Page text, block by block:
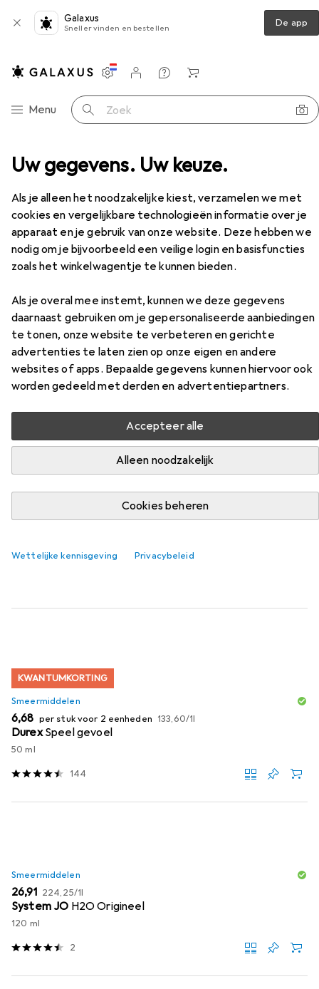
Uw gegevens. Uw keuze.
Als je alleen het noodzakelijke kiest, verzamelen we met
cookies en vergelijkbare technologieën informatie over je
apparaat en je gebruik van onze website. Deze hebben we
nodig om je bijvoorbeeld een veilige login en basisfuncties
zoals het winkelwagentje te kunnen bieden.
Als je overal mee instemt, kunnen we deze gegevens
daarnaast gebruiken om je gepersonaliseerde aanbiedingen
te tonen, onze website te verbeteren en gerichte
advertenties te laten zien op onze eigen en andere
websites of apps. Bepaalde gegevens kunnen hiervoor ook
worden gedeeld met derden en advertentiepartners.
Accepteer alle
Alleen noodzakelijk
Cookies beheren
Wettelijke kennisgeving Privacybeleid
Galaxus
Sneller vinden en bestellen De app
Categorie navigatie
Menu Zoek op
Instellingen
Klantenaccount
Produktvergelijking
Verlanglijstje
Winkelmandje
Dildo's Ouch! Realistisch - 7 Inch - Strap-On
EUR
35,41
Ouch! Realistisch - 7 Inch - Strap-On
Accessoires voor Ouch!
Realistisch - 7 Inch - Strap-On
Vind bijpassende accessoires voor de Ouch! Realistisch - 7
Inch - Strap-On uit de categorie Smeermiddelen.
EUR
12,85 EUR
200 ml
KWANTUMKORTING
Smeermiddelen
EUR
6,68 per stuk voor 2 eenheden EUR
133,60/1l
Durex Speel gevoel
50 ml
144
Smeermiddelen
EUR
26,91 EUR
224,25/1l
System JO H2O Origineel
120 ml
2